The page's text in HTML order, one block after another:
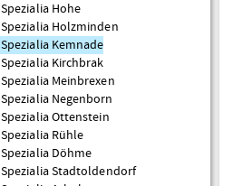
Spezialia Hohe
Spezialia Holzminden
Spezialia Kemnade
Spezialia Kirchbrak
Spezialia Meinbrexen
Spezialia Negenborn
Spezialia Ottenstein
Spezialia Rühle
Spezialia Döhme
Spezialia Stadtoldendorf